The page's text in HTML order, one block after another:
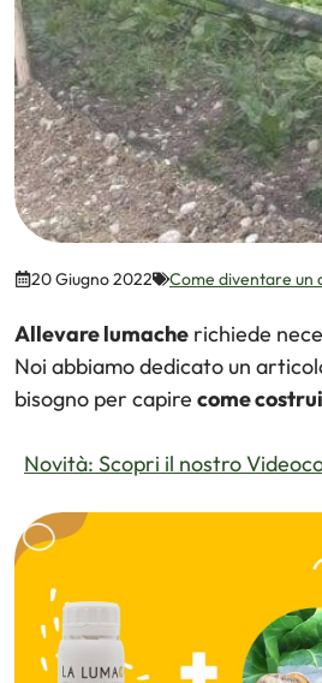
20 Giugno 2022 Come diventare un
Allevare lumache richiede
Noi abbiamo dedicato un
bisogno per capire come
Novità: Scopri il nostro